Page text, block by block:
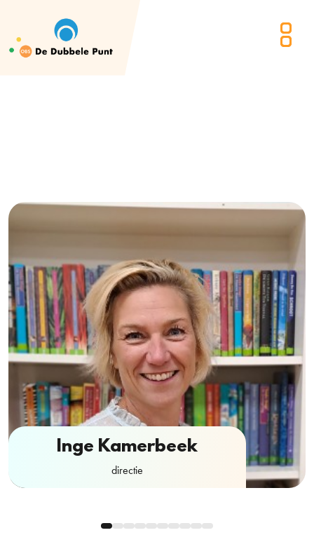
Inge Kamerbeek
directie